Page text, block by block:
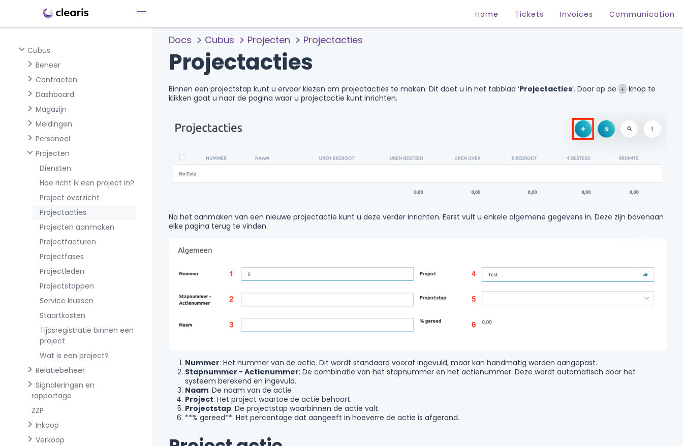
Home Tickets Invoices Communication
Cubus
Beheer
Contracten
Dashboard
Magazijn
Meldingen
Personeel
Projecten
Diensten
Hoe richt ik een project in?
Project overzicht
Projectacties
Projecten aanmaken
Projectfacturen
Projectfases
Projectleden
Projectstappen
Service klussen
Staartkosten
Tijdsregistratie binnen een
project
Wat is een project?
Relatiebeheer
Signaleringen en
rapportage
ZZP
Inkoop
Verkoop
Docs Cubus Projecten Projectacties
Projectacties
Binnen een projectstap kunt u ervoor kiezen om projectacties te maken. Dit doet u in het tabblad ‘Projectacties’. Door op de + knop te
klikken gaat u naar de pagina waar u projectactie kunt inrichten.
Na het aanmaken van een nieuwe projectactie kunt u deze verder inrichten. Eerst vult u enkele algemene gegevens in. Deze zijn bovenaan
elke pagina terug te vinden.
Nummer: Het nummer van de actie. Dit wordt standaard vooraf ingevuld, maar kan handmatig worden aangepast.
Stapnummer - Actienummer: De combinatie van het stapnummer en het actienummer. Deze wordt automatisch door het
systeem berekend en ingevuld.
Naam: De naam van de actie
Project: Het project waartoe de actie behoort.
Projectstap: De projectstap waarbinnen de actie valt.
**% gereed**: Het percentage dat aangeeft in hoeverre de actie is afgerond.